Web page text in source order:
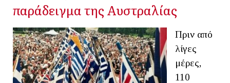
παράδειγμα της Αυστραλίας
Πριν από
λίγες
μέρες,
110